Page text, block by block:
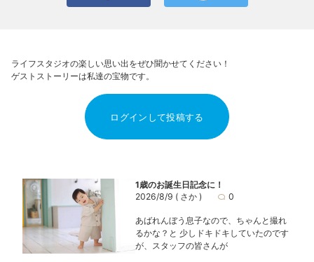
ライフスタジオの楽しい思い出をぜひ聞かせてください！
ゲストストーリーは私達の宝物です。
ログインして投稿する
1歳のお誕生日記念に！
2026/8/9 ( さか ) 0
あばれんぼう息子なので、ちゃんと撮れ
るかな？と 少しドキドキしていたのです
が、スタッフの皆さんが